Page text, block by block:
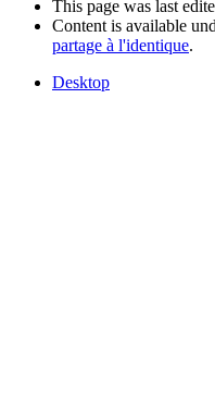
This page was last
Content is available
partage à l'identique.
Desktop